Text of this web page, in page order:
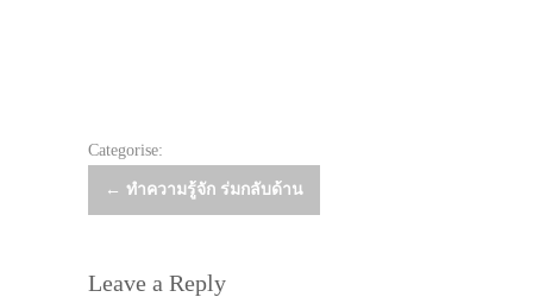
Categorise:
Post
← ทำความรู้จัก ร่มกลับด้าน
Leave a Reply